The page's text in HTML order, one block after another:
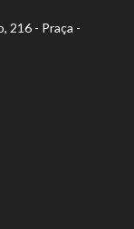
216 - Praça -